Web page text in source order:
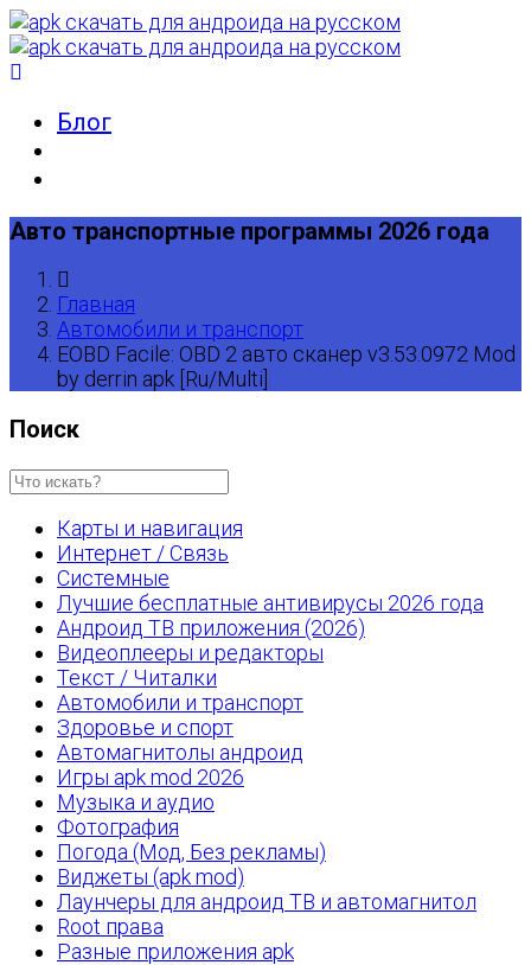
Блог
Авто транспортные программы 2026 года
Главная
Автомобили и транспорт
EOBD Facile: OBD 2 авто сканер v3.53.0972 Mod
by derrin apk [Ru/Multi]
Поиск
Карты и навигация
Интернет / Связь
Системные
Лучшие бесплатные антивирусы 2026 года
Андроид ТВ приложения (2026)
Видеоплееры и редакторы
Текст / Читалки
Автомобили и транспорт
Здоровье и спорт
Автомагнитолы андроид
Игры apk mod 2026
Музыка и аудио
Фотография
Погода (Мод, Без рекламы)
Виджеты (apk mod)
Лаунчеры для андроид ТВ и автомагнитол
Root права
Разные приложения apk